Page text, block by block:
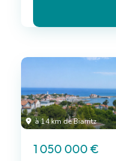
à 14 km de Biarritz
1 050 000 €